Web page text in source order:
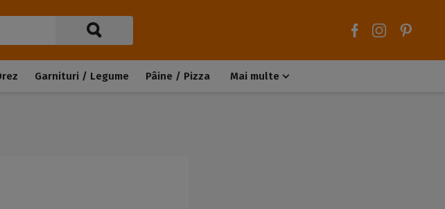
Garnituri / Legume Pâine / Pizza Mai multe